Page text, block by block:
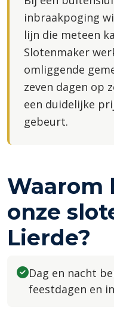
inbraakpoging
lijn die meteen
Slotenmaker
omliggende
zeven dagen op
een duidelijke
gebeurt.
Waarom
onze
Lierde?
Dag en nacht
feestdagen en